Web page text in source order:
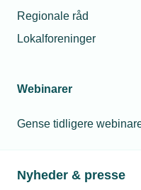
Regionale råd
Lokalforeninger
Webinarer
Gense tidligere
Nyheder & presse
Portræt: Jeg